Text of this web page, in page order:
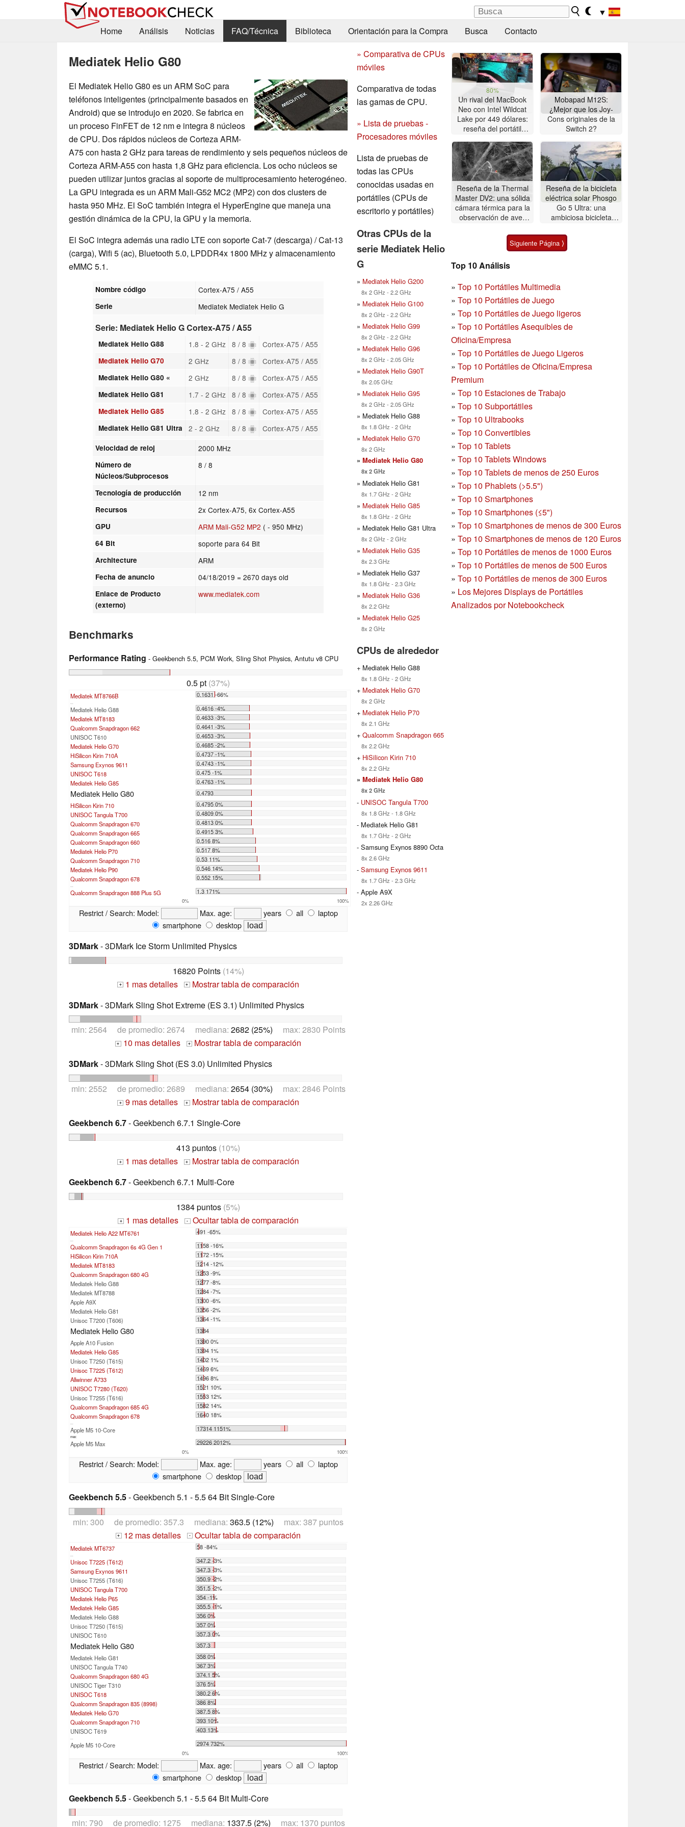
▼
Home
Análisis Noticias FAQ/Técnica Biblioteca Orientación para la Compra Busca Contacto
Mediatek Helio G80
El Mediatek Helio G80 es un ARM SoC para
teléfonos inteligentes (principalmente basados en
Android) que se introdujo en 2020. Se fabrica en
un proceso FinFET de 12 nm e integra 8 núcleos
de CPU. Dos rápidos núcleos de Corteza ARM-
A75 con hasta 2 GHz para tareas de rendimiento y seis pequeños núcleos de
Corteza ARM-A55 con hasta 1,8 GHz para eficiencia. Los ocho núcleos se
pueden utilizar juntos gracias al soporte de multiprocesamiento heterogéneo.
La GPU integrada es un ARM Mali-G52 MC2 (MP2) con dos clusters de
hasta 950 MHz. El SoC también integra el HyperEngine que maneja una
gestión dinámica de la CPU, la GPU y la memoria.
El SoC integra además una radio LTE con soporte Cat-7 (descarga) / Cat-13
(carga), Wifi 5 (ac), Bluetooth 5.0, LPDDR4x 1800 MHz y almacenamiento
eMMC 5.1.
Nombre código Cortex-A75 / A55
Serie Mediatek Mediatek Helio G
Serie: Mediatek Helio G Cortex-A75 / A55
Mediatek Helio G88 1.8 - 2 GHz 8 / 8 Cortex-A75 / A55
Mediatek Helio G70 2 GHz 8 / 8 Cortex-A75 / A55
Mediatek Helio G80 « 2 GHz 8 / 8 Cortex-A75 / A55
Mediatek Helio G81 1.7 - 2 GHz 8 / 8 Cortex-A75 / A55
Mediatek Helio G85 1.8 - 2 GHz 8 / 8 Cortex-A75 / A55
Mediatek Helio G81 Ultra 2 - 2 GHz 8 / 8 Cortex-A75 / A55
Velocidad de reloj 2000 MHz
Número de
Núcleos/Subprocesos
8 / 8
Tecnología de producción 12 nm
Recursos 2x Cortex-A75, 6x Cortex-A55
GPU ARM Mali-G52 MP2 ( - 950 MHz)
64 Bit soporte para 64 Bit
Architecture ARM
Fecha de anuncio 04/18/2019 = 2670 days old
Enlace de Producto
(externo)
www.mediatek.com
Benchmarks
Performance Rating - Geekbench 5.5, PCM Work, Sling Shot Physics, Antutu v8 CPU
0.5 pt (37%)
Mediatek MT8766B 0.1631 -66%
Mediatek Helio G88
0.4616 -4%
Mediatek MT8183
0.4633 -3%
Qualcomm Snapdragon 662
0.4641 -3%
UNISOC T610
0.4653 -3%
Mediatek Helio G70
0.4685 -2%
HiSilicon Kirin 710A
0.4737 -1%
Samsung Exynos 9611
0.4743 -1%
UNISOC T618
0.475 -1%
Mediatek Helio G85
0.4763 -1%
Mediatek Helio G80
0.4793
HiSilicon Kirin 710
0.4795 0%
UNISOC Tangula T700
0.4809 0%
Qualcomm Snapdragon 670
0.4813 0%
Qualcomm Snapdragon 665
0.4915 3%
Qualcomm Snapdragon 660
0.516 8%
Mediatek Helio P70
0.517 8%
Qualcomm Snapdragon 710
0.53 11%
Mediatek Helio P90
0.546 14%
Qualcomm Snapdragon 678
0.552 15%
Qualcomm Snapdragon 888 Plus 5G 1.3 171%
0% 100%
Restrict / Search: Model: Max. age: years all
laptop
smartphone
desktop
3DMark- 3DMark Ice Storm Unlimited Physics
16820 Points(14%)
+ 1 mas detalles + Mostrar tabla de comparación
3DMark- 3DMark Sling Shot Extreme (ES 3.1) Unlimited Physics
min: 2564 de promedio: 2674 mediana: 2682 (25%) max: 2830 Points
+ 10 mas detalles +
Mostrar tabla de comparación
3DMark- 3DMark Sling Shot (ES 3.0) Unlimited Physics
min: 2552 de promedio: 2689 mediana: 2654 (30%) max: 2846 Points
+ 9 mas detalles + Mostrar tabla de comparación
Geekbench 6.7- Geekbench 6.7.1 Single-Core
413 puntos (10%)
+ 1 mas detalles + Mostrar tabla de comparación
Geekbench 6.7- Geekbench 6.7.1 Multi-Core
1384 puntos (5%)
+ 1 mas detalles - Ocultar tabla de comparación
Mediatek Helio A22 MT6761 491 -65%
Qualcomm Snapdragon 6s 4G Gen 1
1158 -16%
HiSilicon Kirin 710A
1172 -15%
Mediatek MT8183
1214 -12%
Qualcomm Snapdragon 680 4G
1253 -9%
Mediatek Helio G88
1277 -8%
Mediatek MT8788
1284 -7%
Apple A9X
1300 -6%
Mediatek Helio G81
1356 -2%
Unisoc T7200 (T606)
1364 -1%
Mediatek Helio G80
1384
Apple A10 Fusion
1390 0%
Mediatek Helio G85
1394 1%
Unisoc T7250 (T615)
1402 1%
Unisoc T7225 (T612)
1469 6%
Allwinner A733
1496 8%
UNISOC T7280 (T620)
1521 10%
Unisoc T7255 (T616)
1553 12%
Qualcomm Snapdragon 685 4G
1582 14%
Qualcomm Snapdragon 678
1640 18%
Apple M5 10-Core 17314 1151%
max:
Apple M5 Max 29226 2012%
0% 100%
Restrict / Search: Model: Max. age: years all
laptop
smartphone
desktop
Geekbench 5.5- Geekbench 5.1 - 5.5 64 Bit Single-Core
min: 300 de promedio: 357.3 mediana: 363.5 (12%) max: 387 puntos
+ 12 mas detalles - Ocultar tabla de comparación
Mediatek MT6737 58 -84%
Unisoc T7225 (T612)
347.2 -3%
Samsung Exynos 9611
347.3 -3%
Unisoc T7255 (T616)
350.9 -2%
UNISOC Tangula T700
351.5 -2%
Mediatek Helio P65
354 -1%
Mediatek Helio G85
355.5 -1%
Mediatek Helio G88
356 0%
Unisoc T7250 (T615)
357 0%
UNISOC T610
357.3 0%
Mediatek Helio G80
357.3
Mediatek Helio G81
358 0%
UNISOC Tangula T740
367 3%
Qualcomm Snapdragon 680 4G
374.1 5%
UNISOC Tiger T310
376 5%
UNISOC T618
380.2 6%
Qualcomm Snapdragon 835 (8998)
386 8%
Mediatek Helio G70
387.5 8%
Qualcomm Snapdragon 710
393 10%
UNISOC T619
403 13%
Apple M5 10-Core 2974 732%
0% 100%
Restrict / Search: Model: Max. age: years all
laptop
smartphone
desktop
Geekbench 5.5- Geekbench 5.1 - 5.5 64 Bit Multi-Core
min: 790 de promedio: 1275 mediana: 1337.5 (2%) max: 1370 puntos
» Comparativa de CPUs
móviles
Comparativa de todas
las gamas de CPU.
» Lista de pruebas -
Procesadores móviles
Lista de pruebas de
todas las CPUs
conocidas usadas en
portátiles (CPUs de
escritorio y portátiles)
Otras CPUs de la
serie Mediatek Helio
G
» Mediatek Helio G200
8x 2 GHz - 2.2 GHz
» Mediatek Helio G100
8x 2 GHz - 2.2 GHz
» Mediatek Helio G99
8x 2 GHz - 2.2 GHz
» Mediatek Helio G96
8x 2 GHz - 2.05 GHz
» Mediatek Helio G90T
8x 2.05 GHz
» Mediatek Helio G95
8x 2 GHz - 2.05 GHz
» Mediatek Helio G88
8x 1.8 GHz - 2 GHz
» Mediatek Helio G70
8x 2 GHz
» Mediatek Helio G80
8x 2 GHz
» Mediatek Helio G81
8x 1.7 GHz - 2 GHz
» Mediatek Helio G85
8x 1.8 GHz - 2 GHz
» Mediatek Helio G81 Ultra
8x 2 GHz - 2 GHz
» Mediatek Helio G35
8x 2.3 GHz
» Mediatek Helio G37
8x 1.8 GHz - 2.3 GHz
» Mediatek Helio G36
8x 2.2 GHz
» Mediatek Helio G25
8x 2 GHz
CPUs de alrededor
+ Mediatek Helio G88
8x 1.8 GHz - 2 GHz
+ Mediatek Helio G70
8x 2 GHz
+ Mediatek Helio P70
8x 2.1 GHz
+ Qualcomm Snapdragon 665
8x 2.2 GHz
+ HiSilicon Kirin 710
8x 2.2 GHz
» Mediatek Helio G80
8x 2 GHz
- UNISOC Tangula T700
8x 1.8 GHz - 1.8 GHz
- Mediatek Helio G81
8x 1.7 GHz - 2 GHz
- Samsung Exynos 8890 Octa
8x 2.6 GHz
- Samsung Exynos 9611
8x 1.7 GHz - 2.3 GHz
- Apple A9X
2x 2.26 GHz
80%
Un rival del MacBook
Neo con Intel Wildcat
Lake por 449 dólares:
reseña del portátil
Mobapad M12S:
¿Mejor que los Joy-
Cons originales de la
Switch 2?
Reseña de la Thermal
Master DV2: una sólida
cámara térmica para la
observación de aves
pulgadas
Reseña de la bicicleta
eléctrica solar Phosgo
Go 5 Ultra: una
ambiciosa bicicleta
algunas peculiaridades
Siguiente Página ⟩
Top 10 Análisis
» Top 10 Portátiles Multimedia
» Top 10 Portátiles de Juego
» Top 10 Portátiles de Juego ligeros
» Top 10 Portátiles Asequibles de
Oficina/Empresa
» Top 10 Portátiles de Juego Ligeros
» Top 10 Portátiles de Oficina/Empresa
Premium
» Top 10 Estaciones de Trabajo
» Top 10 Subportátiles
» Top 10 Ultrabooks
» Top 10 Convertibles
» Top 10 Tablets
» Top 10 Tablets Windows
» Top 10 Tablets de menos de 250 Euros
» Top 10 Phablets (>5.5")
» Top 10 Smartphones
» Top 10 Smartphones (≤5")
» Top 10 Smartphones de menos de 300 Euros
» Top 10 Smartphonesde menos de 120 Euros
» Top 10 Portátiles de menos de 1000 Euros
» Top 10 Portátiles de menos de 500 Euros
» Top 10 Portátiles de menos de 300 Euros
» Los Mejores Displays de Portátiles
Analizados por Notebookcheck